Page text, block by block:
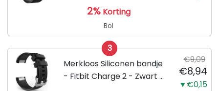
Armband Large - Geschikt
voor de Activity Tracker /
Polsband / Strap Band /...
2% Korting
Bol
3
Merkloos Siliconen bandje
- Fitbit Charge 2 - Zwart -
€9,09
€8,94
▼€0,15